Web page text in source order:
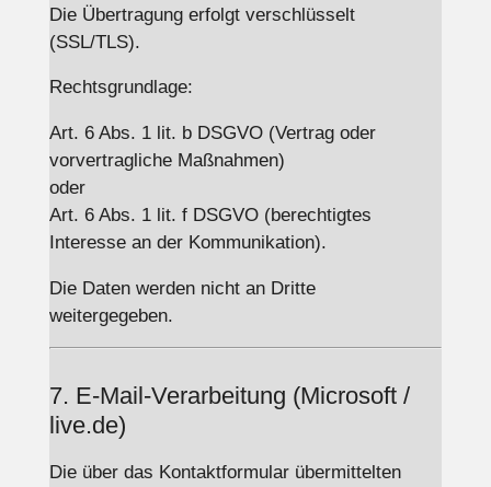
Die Übertragung erfolgt verschlüsselt
(SSL/TLS).
Rechtsgrundlage:
Art. 6 Abs. 1 lit. b DSGVO (Vertrag oder
vorvertragliche Maßnahmen)
oder
Art. 6 Abs. 1 lit. f DSGVO (berechtigtes
Interesse an der Kommunikation).
Die Daten werden nicht an Dritte
weitergegeben.
7. E-Mail-Verarbeitung (Microsoft /
live.de)
Die über das Kontaktformular übermittelten